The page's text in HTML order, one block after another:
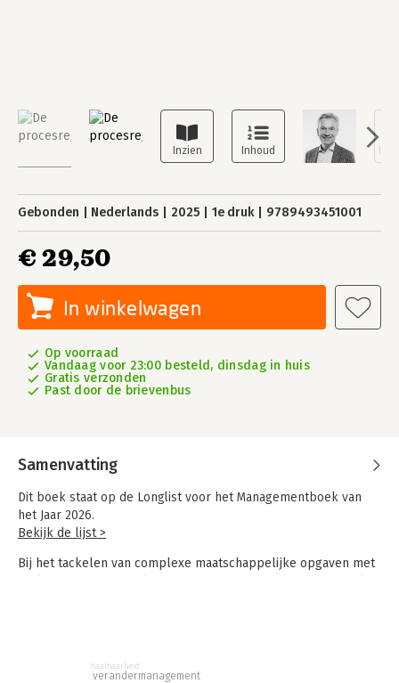
Gebonden Nederlands 2025 1e druk 9789493451001
€ 29,50
In winkelwagen
Op voorraad
Vandaag voor 23:00 besteld, dinsdag in huis
Gratis verzonden
Past door de brievenbus
Samenvatting
Dit boek staat op de Longlist voor het Managementboek van
het Jaar 2026.
Bekijk de lijst >
Bij het tackelen van complexe maatschappelijke opgaven met
verandermanagement
haalbaarheid